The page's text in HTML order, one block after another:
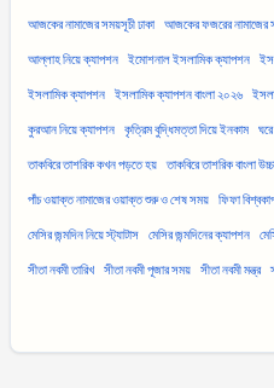
আজকের নামাজের সময়সূচী ঢাকা আজকের ফজরের নামাজের
আল্লাহ নিয়ে ক্যাপশন ইমোশনাল ইসলামিক ক্যাপশন
ইসলামিক ক্যাপশন ইসলামিক ক্যাপশন বাংলা ২০২৬
কুরআন নিয়ে ক্যাপশন কৃত্রিম বুদ্ধিমত্তা দিয়ে ইনকাম
তাকবিরে তাশরিক কখন পড়তে হয় তাকবিরে তাশরিক বাংলা
পাঁচ ওয়াক্ত নামাজের ওয়াক্ত শুরু ও শেষ সময় ফিফা
মেসির জন্মদিন নিয়ে স্ট্যাটাস মেসির জন্মদিনের ক্যাপশন
সীতা নবমী তারিখ সীতা নবমী পূজার সময় সীতা নবমী মন্ত্র